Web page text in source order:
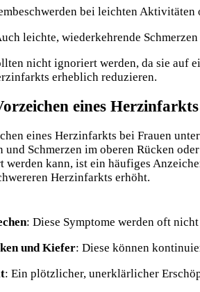
bei leichten
leichte, wiederkehrende
nicht ignoriert werden, da sie auf
erheblich reduzieren.
eines
eines Herzinfarkts bei Frauen
und Schmerzen im oberen Rücken
kann, ist ein häufiges
Herzinfarkts erhöht.
: Diese Symptome werden oft
und Kiefer: Diese können
: Ein plötzlicher, unerklärlicher